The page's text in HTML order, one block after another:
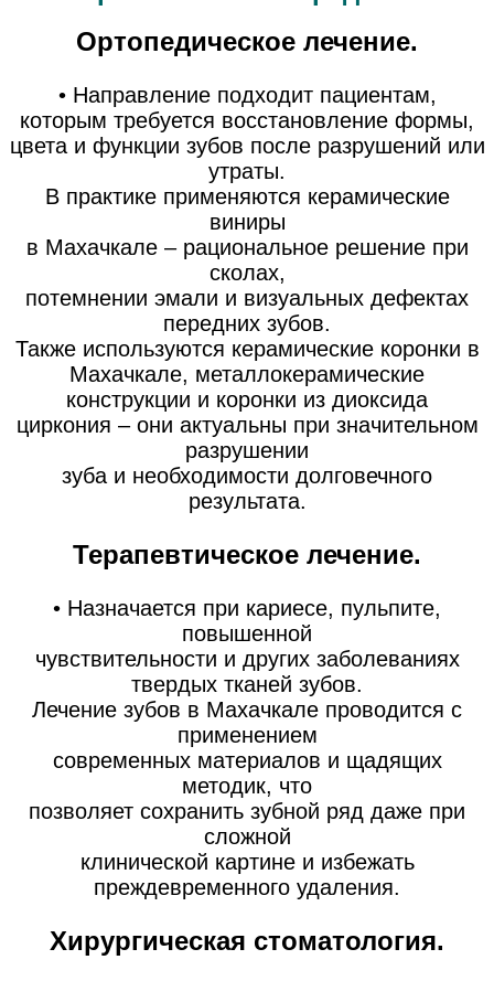
Ортопедическое лечение.
• Направление подходит пациентам,
которым требуется восстановление формы,
цвета и функции зубов после разрушений или
утраты.
В практике применяются керамические
виниры
в Махачкале – рациональное решение при
сколах,
потемнении эмали и визуальных дефектах
передних зубов.
Также используются керамические коронки в
Махачкале, металлокерамические
конструкции и коронки из диоксида
циркония – они актуальны при значительном
разрушении
зуба и необходимости долговечного
результата.
Терапевтическое лечение.
• Назначается при кариесе, пульпите,
повышенной
чувствительности и других заболеваниях
твердых тканей зубов.
Лечение зубов в Махачкале проводится с
применением
современных материалов и щадящих
методик, что
позволяет сохранить зубной ряд даже при
сложной
клинической картине и избежать
преждевременного удаления.
Хирургическая стоматология.